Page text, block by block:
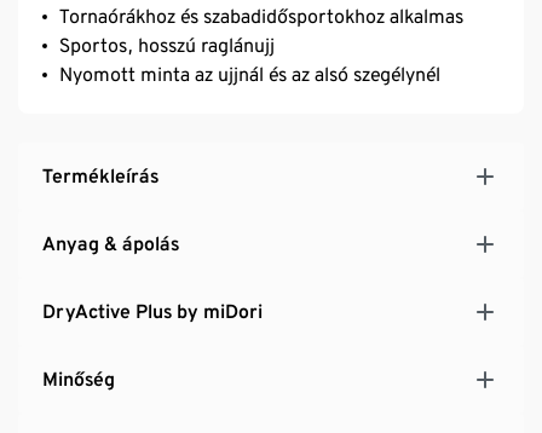
Tornaórákhoz és szabadidősportokhoz alkalmas
Sportos, hosszú raglánujj
Nyomott minta az ujjnál és az alsó szegélynél
Termékleírás
Anyag & ápolás
DryActive Plus by miDori
Minőség